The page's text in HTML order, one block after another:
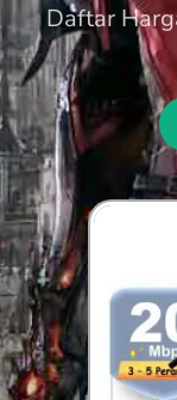
Daftar